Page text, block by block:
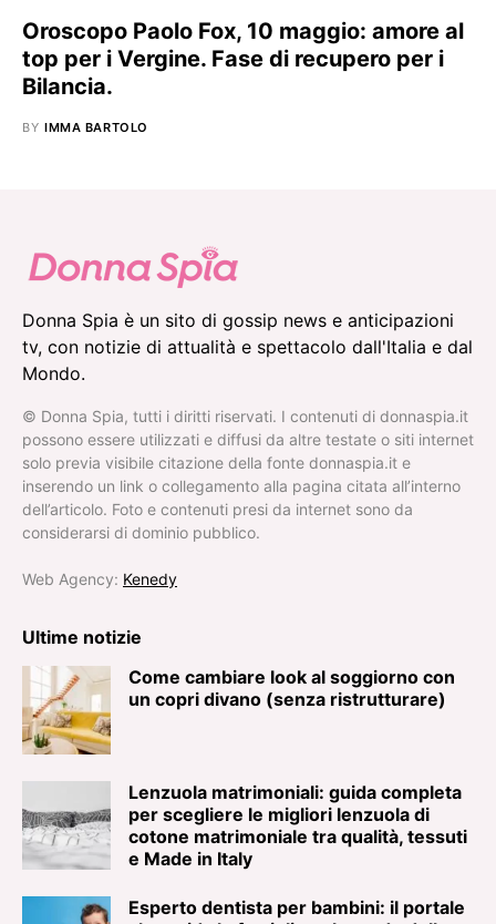
Oroscopo Paolo Fox, 10 maggio: amore al
top per i Vergine. Fase di recupero per i
Bilancia.
BY IMMA BARTOLO
Donna Spia è un sito di gossip news e anticipazioni
tv, con notizie di attualità e spettacolo dall'Italia e dal
Mondo.
© Donna Spia, tutti i diritti riservati. I contenuti di donnaspia.it
possono essere utilizzati e diffusi da altre testate o siti internet
solo previa visibile citazione della fonte donnaspia.it e
inserendo un link o collegamento alla pagina citata all’interno
dell’articolo. Foto e contenuti presi da internet sono da
considerarsi di dominio pubblico.
Web Agency: Kenedy
Ultime notizie
Come cambiare look al soggiorno con
un copri divano (senza ristrutturare)
Lenzuola matrimoniali: guida completa
per scegliere le migliori lenzuola di
cotone matrimoniale tra qualità, tessuti
e Made in Italy
Esperto dentista per bambini: il portale